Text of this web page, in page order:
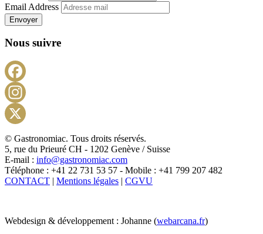
Email Address
Envoyer
Nous suivre
X
© Gastronomiac. Tous droits réservés.
5, rue du Prieuré CH - 1202 Genève / Suisse
E-mail : info@gastronomiac.com
Téléphone : +41 22 731 53 57 - Mobile : +41 799 207 482
CONTACT | Mentions légales | CGVU
Webdesign & développement : Johanne (webarcana.fr)